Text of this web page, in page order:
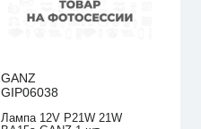
GANZ
GIP06038
Лампа 12V P21W 21W